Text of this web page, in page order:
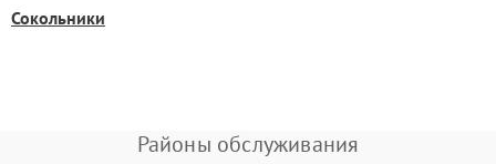
Сокольники
Районы обслуживания